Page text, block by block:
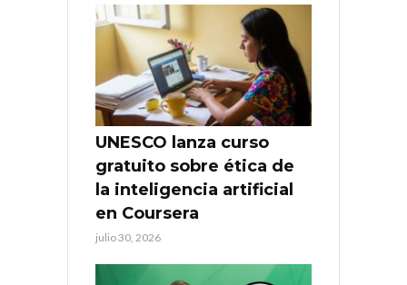
UNESCO lanza curso
gratuito sobre ética de
la inteligencia artificial
en Coursera
julio 30, 2026